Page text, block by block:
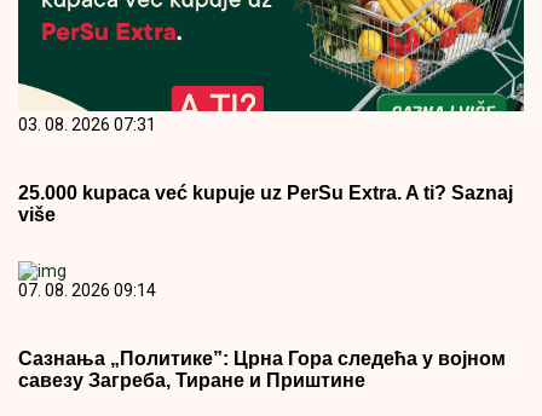
03. 08. 2026 07:31
25.000 kupaca već kupuje uz PerSu Extra. A ti? Saznaj
više
07. 08. 2026 09:14
Сазнања „Политике”: Црна Гора следећа у војном
савезу Загреба, Тиране и Приштине